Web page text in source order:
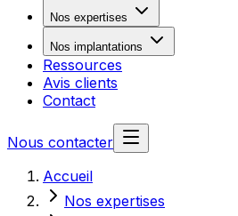
Nos expertises
Nos implantations
Ressources
Avis clients
Contact
Nous contacter
Accueil
Nos expertises